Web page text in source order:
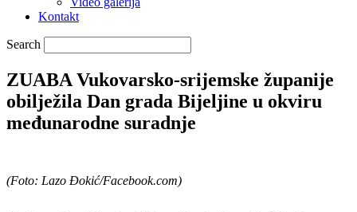
Kontakt
Search
ZUABA Vukovarsko-srijemske županije
obilježila Dan grada Bijeljine u okviru
međunarodne suradnje
(Foto: Lazo Đokić/Facebook.com)